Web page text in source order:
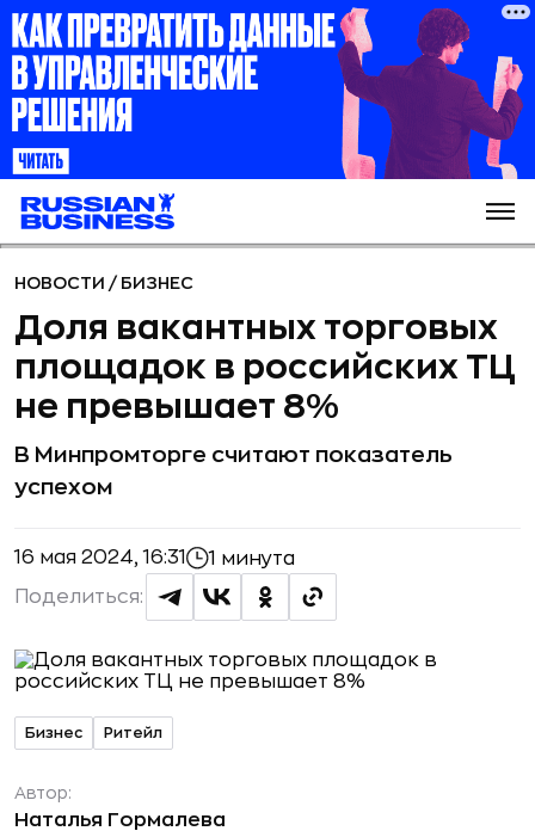
НОВОСТИ / БИЗНЕС
Доля вакантных торговых
площадок в российских ТЦ
не превышает 8%
В Минпромторге считают показатель
успехом
16 мая 2024, 16:31 1 минута
Поделиться:
Бизнес Ритейл
Автор:
Наталья Гормалева